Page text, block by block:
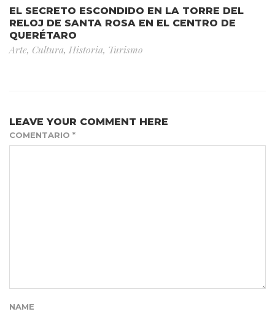
EL SECRETO ESCONDIDO EN LA TORRE DEL
RELOJ DE SANTA ROSA EN EL CENTRO DE
QUERÉTARO
Arte, Cultura, Historia, Turismo
LEAVE YOUR COMMENT HERE
COMENTARIO *
NAME